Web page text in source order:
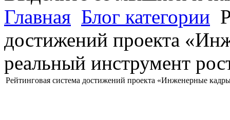
Главная Блог категории
достижений проекта
реальный инструмент
Рейтинговая система достижений проекта «Инженерные